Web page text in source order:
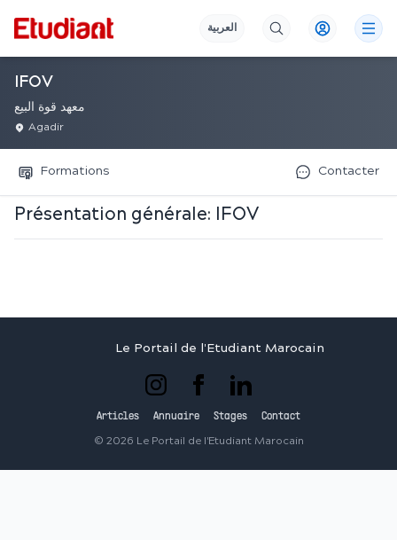
العربية
IFOV
معهد قوة البيع
Agadir
Formations Contacter
Présentation générale: IFOV
Le Portail de l'Etudiant Marocain
Articles Annuaire Stages Contact
© 2026 Le Portail de l'Etudiant Marocain